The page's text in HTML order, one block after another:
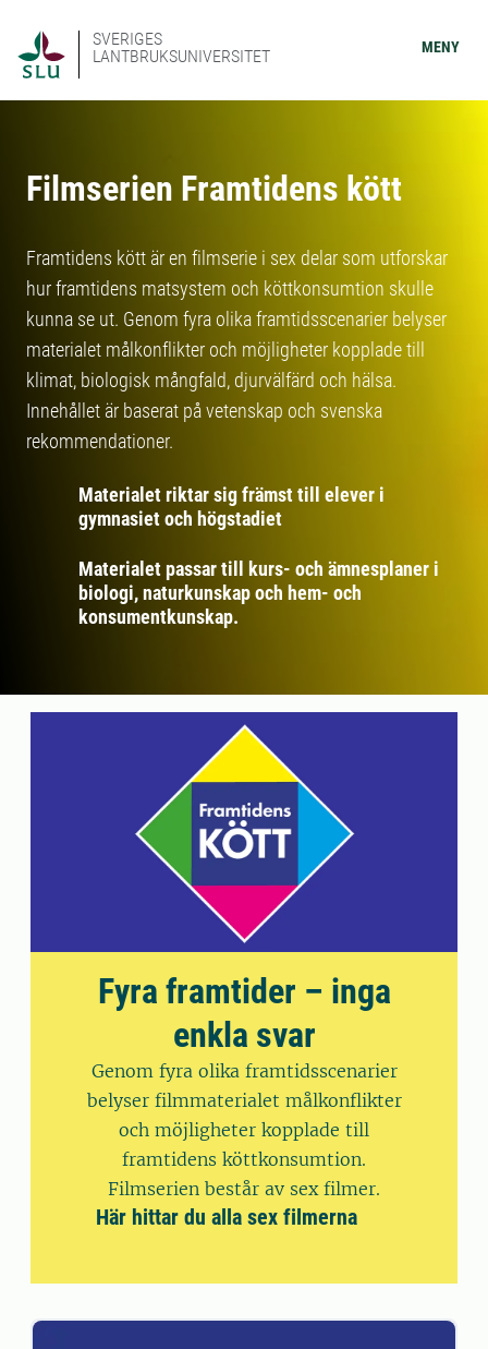
SVERIGES
LANTBRUKSUNIVERSITET
MENY
Filmserien Framtidens kött
Framtidens kött är en filmserie i sex delar som utforskar
hur framtidens matsystem och köttkonsumtion skulle
kunna se ut. Genom fyra olika framtidsscenarier belyser
materialet målkonflikter och möjligheter kopplade till
klimat, biologisk mångfald, djurvälfärd och hälsa.
Innehållet är baserat på vetenskap och svenska
rekommendationer.
Materialet riktar sig främst till elever i
gymnasiet och högstadiet
Materialet passar till kurs- och ämnesplaner i
biologi, naturkunskap och hem- och
konsumentkunskap.
Fyra framtider – inga
enkla svar
Genom fyra olika framtidsscenarier
belyser filmmaterialet målkonflikter
och möjligheter kopplade till
framtidens köttkonsumtion.
Filmserien består av sex filmer.
Här hittar du alla sex filmerna